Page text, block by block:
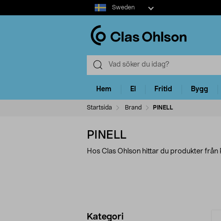
Select
market
Sweden
Hem El Fritid Bygg
Startsida Brand PINELL
PINELL
Hos Clas Ohlson hittar du produkter från
Förfina
Kategori